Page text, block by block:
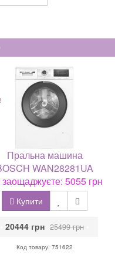
Пральна машина
WAN28281UA
5055 грн
Купити
20444 грн 25499 грн
Код товару: 751622